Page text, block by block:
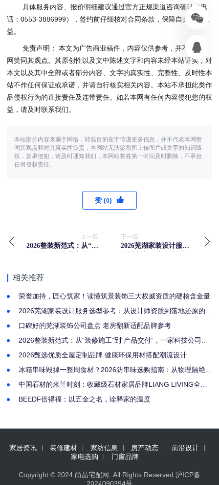
具体服务内容、报价明细建议通过官方正规渠道咨询确认（电
话：0553-3886999），签约前仔细核对合同条款，保障自身合法权
益。
免责声明： 本文为广告商业稿件，内容仅供参考，并不代表本
网赞同其观点。其原创性以及文中陈述文字和内容未经本站证实，对
本文以及其中全部或者部分内容、文字的真实性、完整性、及时性本
站不作任何保证或承诺，并请自行核实相关内容。本站不承担此类作
品侵权行为的直接责任及连带责任。如若本网有任何内容侵犯您的权
益，请及时联系我们。
本站部分内容来源于网络，转载目的在于传递更多信息，并不代表本网赞
同其观点和对其真实性负责，本网站无法鉴别所上传图片或文字的知识版
权，如果侵犯，请及时通知我们，本网站将在第一时间及时删除，不承担
任何侵权责任。
赞 (0)
上一篇
2026整装新范式：从“装
下一篇
2026芜湖家装设计服务
相关推荐
荣誉加持，匠心筑家！读懂筑景装饰三大权威资质的硬核含金量
2026芜湖家装设计服务选型参考：从设计师资质到落地还原的全
口碑好的芜湖装饰公司盘点 老房翻新适配品牌参考
2026整装新范式：从“装修施工”到“产品交付”，一家科技公司的
2026甄选优质全屋定制品牌 健康环保用材搭配潮流设计
冰箱串味毁掉一整周食材？2026防串味选购指南：从物理隔绝到
中国石材的米兰时刻：收藏级石材家居品牌LIANG LIVING全球
BEEDF倍得福：以五金之名，诠释家的温度
家居资讯 装修建材 家纺信息 房产动态
前沿设计
家电选购
门窗品牌
Copyright © 2024 尚品宅配网 . All Rights Reserved. 沪ICP备